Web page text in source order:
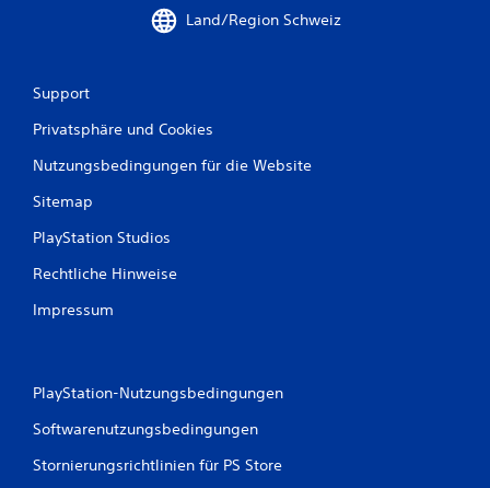
Land/Region Schweiz
Support
Privatsphäre und Cookies
Nutzungsbedingungen für die Website
Sitemap
PlayStation Studios
Rechtliche Hinweise
Impressum
PlayStation-Nutzungsbedingungen
Softwarenutzungsbedingungen
Stornierungsrichtlinien für PS Store